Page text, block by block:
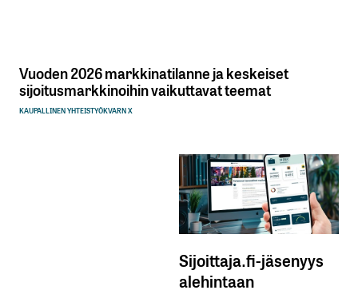
Vuoden 2026 markkinatilanne ja keskeiset
sijoitusmarkkinoihin vaikuttavat teemat
KAUPALLINEN YHTEISTYÖKVARN X
Sijoittaja.fi-jäsenyys
alehintaan